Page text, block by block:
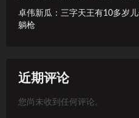
卓伟新瓜：三字天王有10多岁
躺枪
近期评论
您尚未收到任何评论。